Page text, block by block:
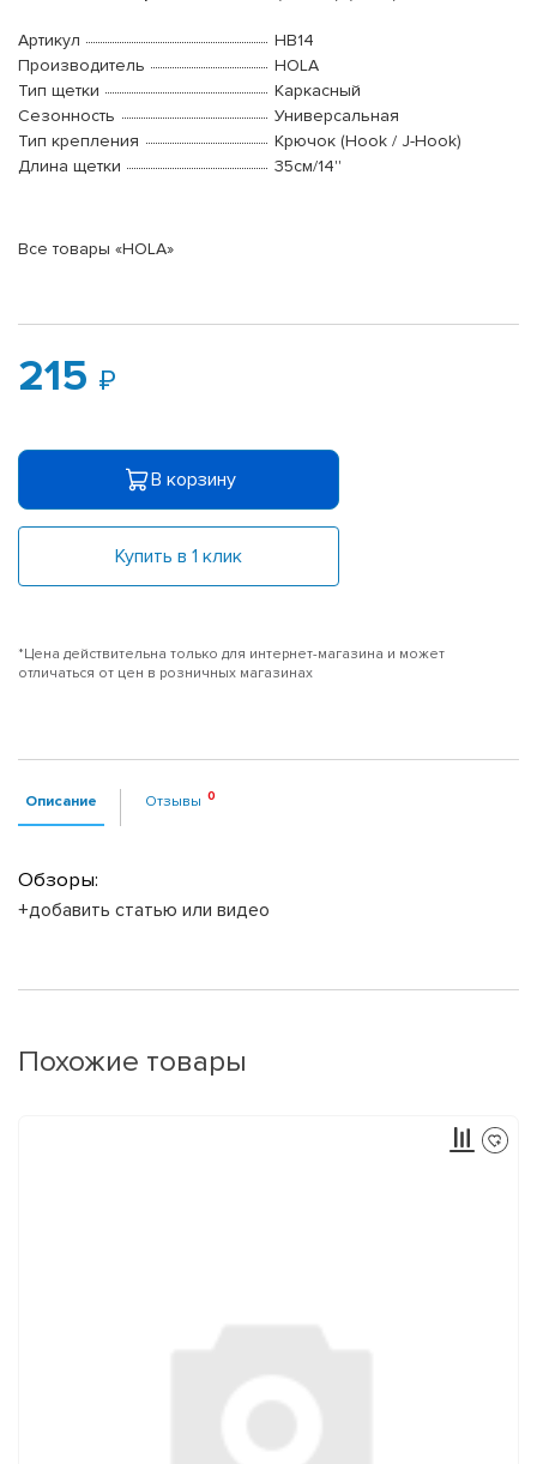
Артикул
HB14
Производитель
HOLA
Тип щетки
Каркасный
Сезонность
Универсальная
Тип крепления
Крючок (Hook / J-Hook)
Длина щетки
35см/14''
Все товары «HOLA»
215
В корзину
Купить в 1 клик
*Цена действительна только для интернет-магазина и может
отличаться от цен в розничных магазинах
Описание Отзывы
Обзоры:
+добавить статью или видео
Похожие товары